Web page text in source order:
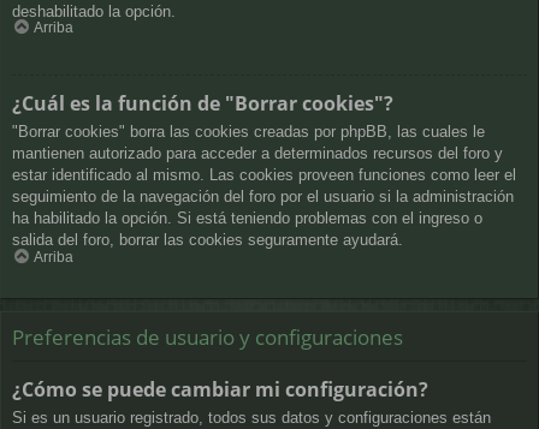
deshabilitado la opción.
Arriba
¿Cuál es la función de "Borrar cookies"?
"Borrar cookies" borra las cookies creadas por phpBB, las cuales le
mantienen autorizado para acceder a determinados recursos del foro y
estar identificado al mismo. Las cookies proveen funciones como leer el
seguimiento de la navegación del foro por el usuario si la administración
ha habilitado la opción. Si está teniendo problemas con el ingreso o
salida del foro, borrar las cookies seguramente ayudará.
Arriba
Preferencias de usuario y configuraciones
¿Cómo se puede cambiar mi configuración?
Si es un usuario registrado, todos sus datos y configuraciones están